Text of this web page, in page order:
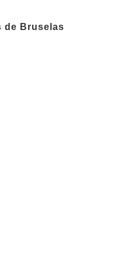
de Bruselas